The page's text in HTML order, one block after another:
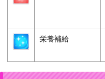
栄養補給